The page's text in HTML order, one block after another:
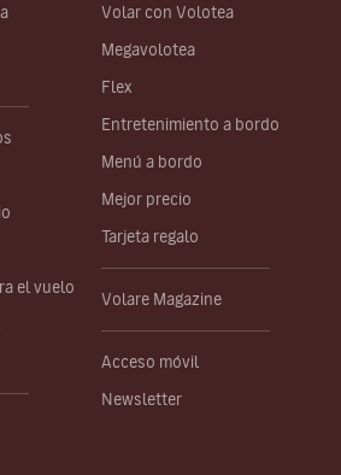
el vuelo
Volar con Volotea
Megavolotea
Flex
Entretenimiento a bordo
Menú a bordo
Mejor precio
Tarjeta regalo
Volare Magazine
Acceso móvil
Newsletter